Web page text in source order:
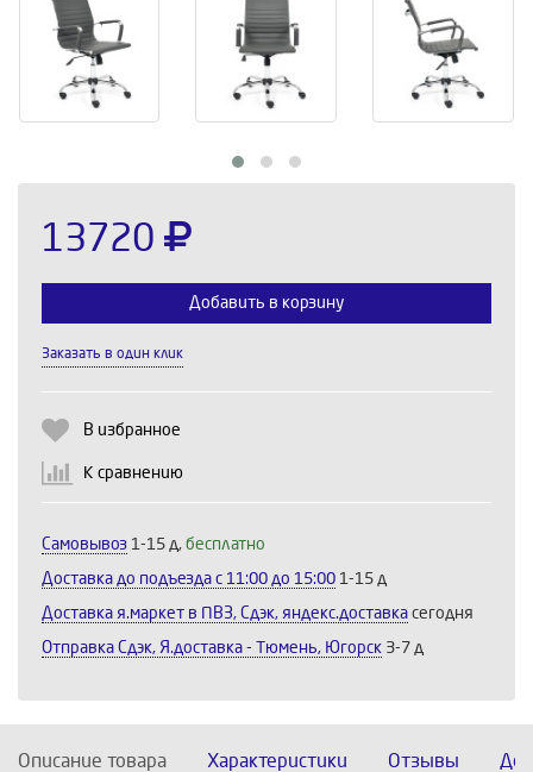
13720
Добавить в корзину
Заказать в один клик
В избранное
К сравнению
Самовывоз 1-15 д, бесплатно
Доставка до подъезда c 11:00 до 15:00 1-15 д
Доставка я.маркет в ПВЗ, Сдэк, яндекс.доставка сегодня
Отправка Сдэк, Я.доставка - Тюмень, Югорск 3-7 д
Описание товара Характеристики Отзывы